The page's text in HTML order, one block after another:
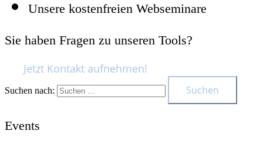
Unsere kostenfreien Webseminare
Sie haben Fragen zu unseren Tools?
Jetzt Kontakt aufnehmen!
Suchen nach:
Events